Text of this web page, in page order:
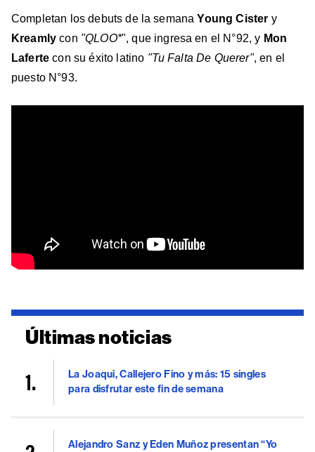
Completan los debuts de la semanaYoung Cister y
Kreamly con "QLOO*", que ingresa en el N°92, y Mon
Laferte con su éxito latino "Tu Falta De Querer", en el
puesto N°93.
Últimas noticias
La Joaqui, Callejero Fino y más: 15 singles
para disfrutar este fin de semana
Alejandro Sanz y Eden Muñoz presentan “Yo